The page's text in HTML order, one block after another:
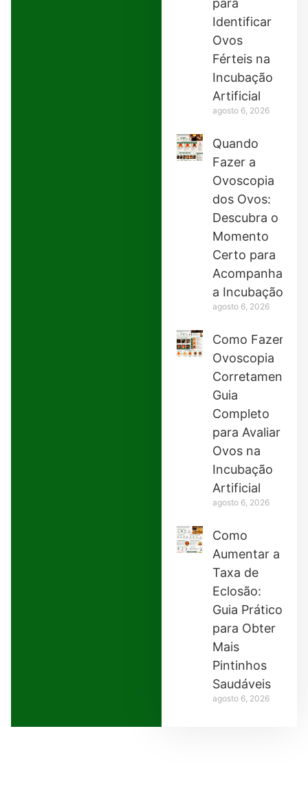
para
Identificar
Ovos
Férteis na
Incubação
Artificial
agosto 6, 2026
Quando
Fazer a
Ovoscopia
dos Ovos:
Descubra o
Momento
Certo para
Acompanhar
a Incubação
agosto 6, 2026
Como Fazer
Ovoscopia
Corretamente:
Guia
Completo
para Avaliar
Ovos na
Incubação
Artificial
agosto 6, 2026
Como
Aumentar a
Taxa de
Eclosão:
Guia Prático
para Obter
Mais
Pintinhos
Saudáveis
agosto 6, 2026